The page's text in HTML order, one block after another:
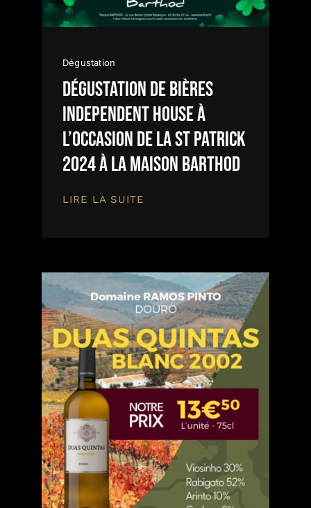
Dégustation
Dégustation de bières
INDEPENDENT HOUSE à
l’occasion de la St Patrick
2024 à la Maison Barthod
LIRE LA SUITE